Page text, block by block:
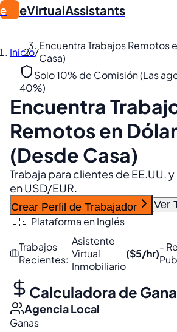
e eVirtualAssistants
Inicio/Encuentra Trabajos Remotos
Casa)
Solo 10% de Comisión (Las
40%)
Encuentra
Remotos en
(Desde Casa)
Trabaja para clientes de EE.UU.
en USD/EUR.
Crear Perfil de Trabajador Ver
🇺🇸 Plataforma en Inglés
Trabajos
Recientes:
Asistente
Virtual
Inmobiliario
($5/hr)-
Calculadora de
Agencia Local
Ganas